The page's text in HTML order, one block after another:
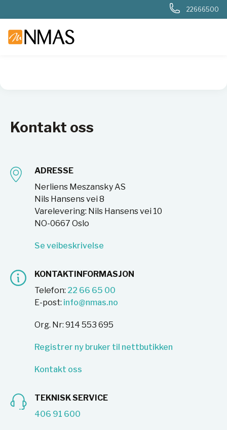
22666500
Kontakt oss
ADRESSE
Nerliens Meszansky AS
Nils Hansens vei 8
Varelevering: Nils Hansens vei 10
NO-0667 Oslo
Se veibeskrivelse
KONTAKTINFORMASJON
Telefon: 22 66 65 00
E-post: info@nmas.no
Org. Nr: 914 553 695
Registrer ny bruker til nettbutikken
Kontakt oss
TEKNISK SERVICE
406 91 600